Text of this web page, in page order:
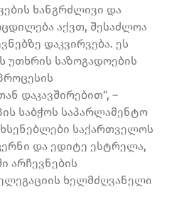
ხანგრძლივი და
აქვთ, შესაძლოა
დაკვირვება. ეს
უთხრის საზოგადოების
დაკავშირებით“, –
საბჭოს საპარლამენტო
საქართველოს
და ედიტე ესტრელა,
არჩევნების
ხელმძღვანელი